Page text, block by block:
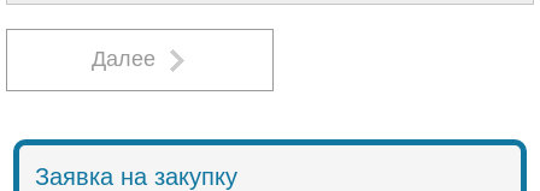
использовании.
Далее
Заявка на закупку